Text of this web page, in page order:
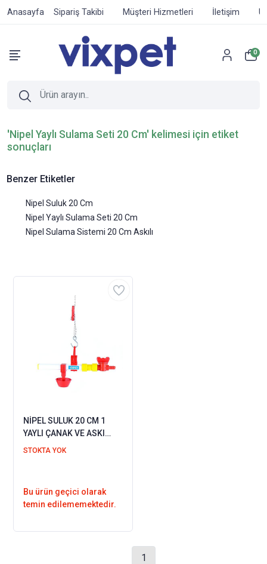
Anasayfa Sipariş Takibi Müşteri Hizmetleri İletişim
0
'Nipel Yaylı Sulama Seti 20 Cm' kelimesi için etiket
sonuçları
Benzer Etiketler
Nipel Suluk 20 Cm
Nipel Yaylı Sulama Seti 20 Cm
Nipel Sulama Sistemi 20 Cm Askılı
NİPEL SULUK 20 CM 1
YAYLI ÇANAK VE ASKI
APARATI
STOKTA YOK
Bu ürün geçici olarak
temin edilememektedir.
1